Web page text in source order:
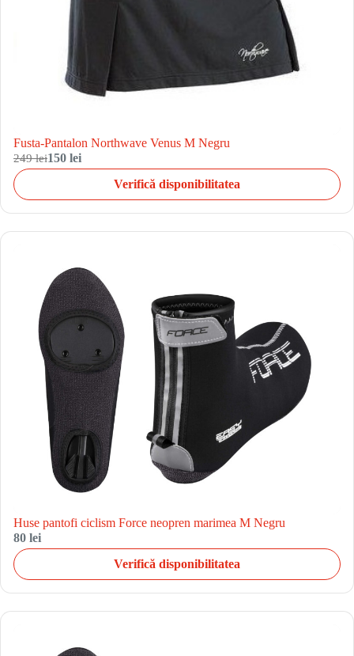
Fusta-Pantalon Northwave Venus M Negru
249 lei150 lei
Verifică disponibilitatea
Huse pantofi ciclism Force neopren marimea M Negru
80 lei
Verifică disponibilitatea